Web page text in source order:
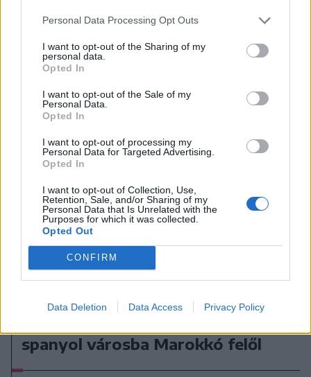
Personal Data Processing Opt Outs
I want to opt-out of the Sharing of my
personal data.
Opted In
I want to opt-out of the Sale of my
Personal Data.
Opted In
I want to opt-out of processing my
Personal Data for Targeted Advertising.
Opted In
I want to opt-out of Collection, Use,
Retention, Sale, and/or Sharing of my
Personal Data that Is Unrelated with the
Purposes for which it was collected.
Opted Out
CONFIRM
Data Deletion Data Access Privacy Policy
A rovat további cikkei
2026. július 31., péntek
Migrációs válság Ceutában: több
spanyol városba Marokkó felől